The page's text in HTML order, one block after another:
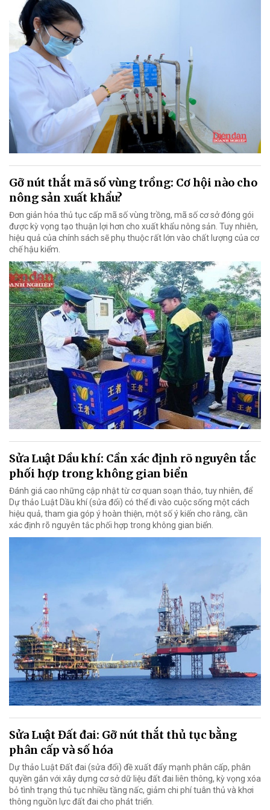
Gỡ nút thắt mã số vùng trồng: Cơ hội nào cho
nông sản xuất khẩu?
Đơn giản hóa thủ tục cấp mã số vùng trồng, mã số cơ sở đóng gói
được kỳ vọng tạo thuận lợi hơn cho xuất khẩu nông sản. Tuy nhiên,
hiệu quả của chính sách sẽ phụ thuộc rất lớn vào chất lượng của cơ
chế hậu kiểm.
Sửa Luật Dầu khí: Cần xác định rõ nguyên tắc
phối hợp trong không gian biển
Đánh giá cao những cập nhật từ cơ quan soạn thảo, tuy nhiên, để
Dự thảo Luật Dầu khí (sửa đổi) có thể đi vào cuộc sống một cách
hiệu quả, tham gia góp ý hoàn thiện, một số ý kiến cho rằng, cần
xác định rõ nguyên tắc phối hợp trong không gian biển.
Sửa Luật Đất đai: Gỡ nút thắt thủ tục bằng
phân cấp và số hóa
Dự thảo Luật Đất đai (sửa đổi) đề xuất đẩy mạnh phân cấp, phân
quyền gắn với xây dựng cơ sở dữ liệu đất đai liên thông, kỳ vọng xóa
bỏ tình trạng thủ tục nhiều tầng nấc, giảm chi phí tuân thủ và khơi
thông nguồn lực đất đai cho phát triển.